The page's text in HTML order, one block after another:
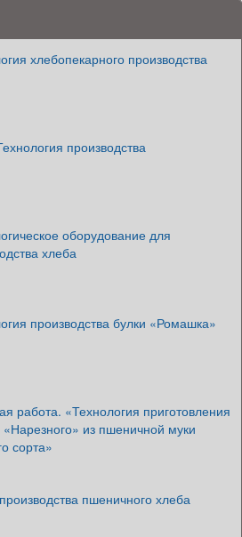
хлебопекарного производства
производства
оборудование для
хлеба
производства булки «Ромашка»
работа. «Технология приготовления
«Нарезного» из пшеничной муки
сорта»
пшеничного хлеба